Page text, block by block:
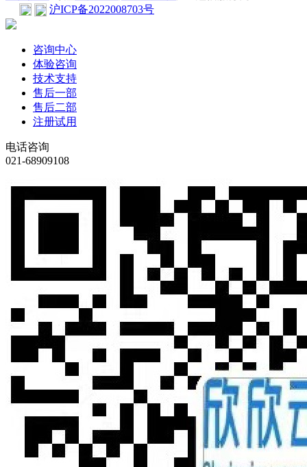
沪ICP备2022008703号
咨询中心
体验咨询
技术支持
售后一部
售后二部
注册试用
电话咨询
021-68909108